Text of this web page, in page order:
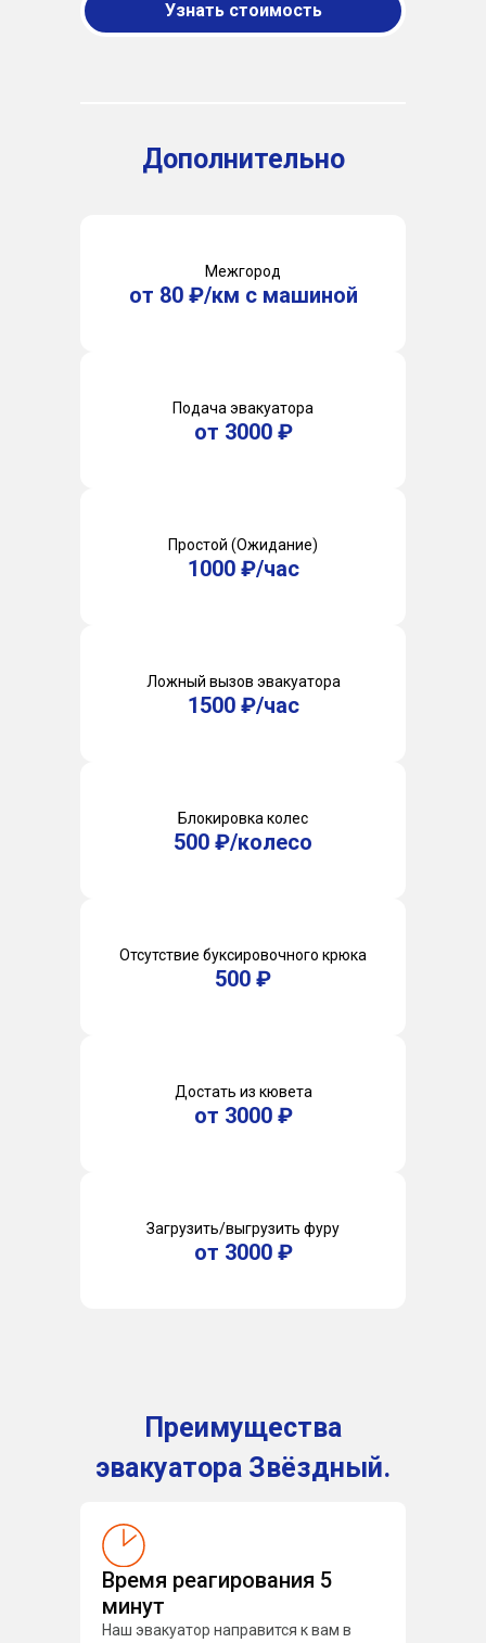
Узнать стоимость
Дополнительно
Межгород
от 80 ₽/км с машиной
Подача эвакуатора
от 3000 ₽
Простой (Ожидание)
1000 ₽/час
Ложный вызов эвакуатора
1500 ₽/час
Блокировка колес
500 ₽/колесо
Отсутствие буксировочного крюка
500 ₽
Достать из кювета
от 3000 ₽
Загрузить/выгрузить фуру
от 3000 ₽
Время реагирования 5
минут
Наш эвакуатор направится к вам в
Преимущества
эвакуатора Звёздный.